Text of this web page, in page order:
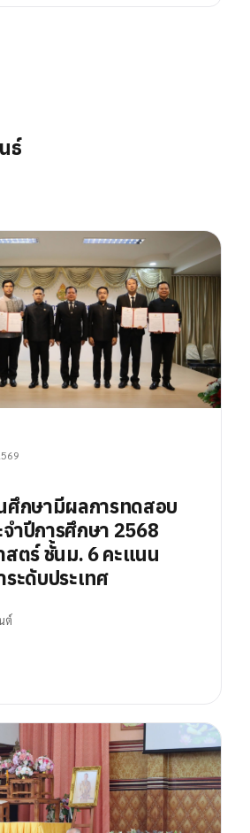
ธ์
ศึกษามีผลการทดสอบ
จำปีการศึกษา 2568
สตร์ ชั้นม. 6 คะแนน
ะดับประเทศ
ต์